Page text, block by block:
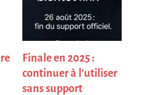
Finale en 2025 :
continuer à l’utiliser
sans support